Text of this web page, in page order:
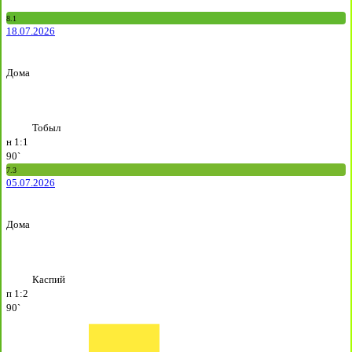
8.1
18.07.2026
Дома
Тобыл
н 1:1
90`
7.3
05.07.2026
Дома
Каспий
п 1:2
90`